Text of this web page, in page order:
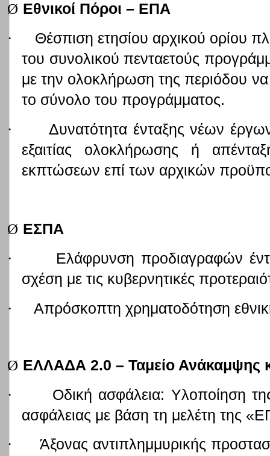
Ø Εθνικοί Πόροι – ΕΠΑ
·
Θέσπιση ετησίου αρχικού ορίου
του συνολικού πενταετούς
με την ολοκλήρωση της περιόδου να
το σύνολο του προγράμματος.
·
Δυνατότητα ένταξης νέων
εξαιτίας ολοκλήρωσης ή
εκπτώσεων επί των αρχικών
Ø ΕΣΠΑ
·
Ελάφρυνση προδιαγραφών
σχέση με τις κυβερνητικές
·
Απρόσκοπτη χρηματοδότηση
Ø ΕΛΛΑΔΑ 2.0 – Ταμείο Ανάκαμψης
·
Οδική ασφάλεια: Υλοποίηση
ασφάλειας με βάση τη μελέτη της
·
Άξονας αντιπλημμυρικής